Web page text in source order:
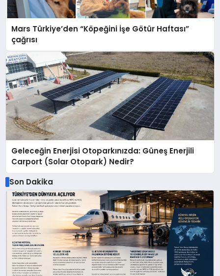
Mars Türkiye’den “Köpeğini İşe Götür Haftası”
çağrısı
Geleceğin Enerjisi Otoparkınızda: Güneş Enerjili
Carport (Solar Otopark) Nedir?
Son Dakika